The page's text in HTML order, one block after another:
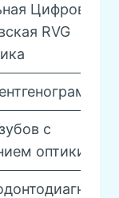
Цифровая
RVG
с
оптики